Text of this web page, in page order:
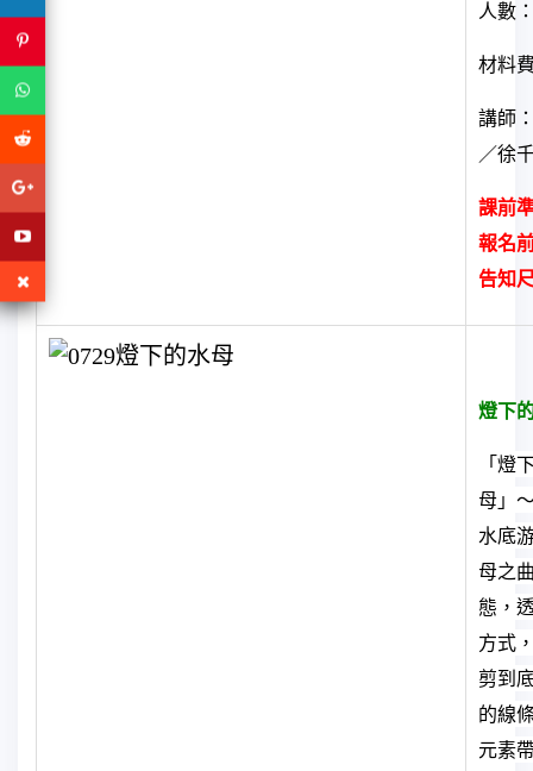
人數
材料
講師
／徐
課前
報名
告知
燈下
「燈
母」
水底
母之
態，
方式
剪到
的線
元素